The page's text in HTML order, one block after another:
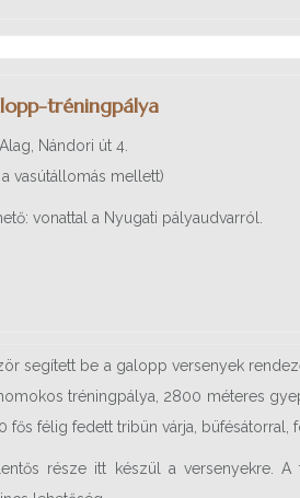
tréningpálya
Nándori út 4.
vasútállomás mellett)
vonattal a Nyugati pályaudvarról.
segített be a galopp versenyek
tréningpálya, 2800 méteres
félig fedett tribün várja, büfésátorral,
része itt készül a versenyekre.